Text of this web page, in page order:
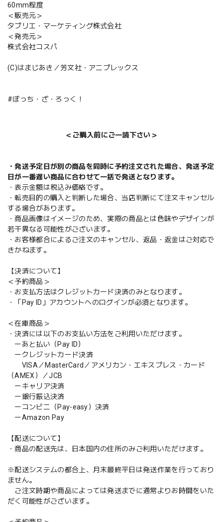
60mm程度
＜販売元＞
タブリエ・マーケティング株式会社
＜発売元＞
株式会社コスパ
(C)はまじあき／芳文社・アニプレックス
#ぼっち・ざ・ろっく！
＜ご購入前にご一読下さい＞
・発送予定日が別の商品を同時に予約注文された場合、発送予定
日が一番遅い商品に合わせて一括で発送となります。
・表示金額は税込み価格です。
・転売目的の購入と判断した場合、当店判断にて注文キャンセル
する場合があります。
・商品画像はイメージのため、実際の商品とは色味やデザインが
若干異なる可能性がございます。
・お客様都合によるご注文のキャンセル、返品・返金はご対応で
きかねます。
【決済について】
＜予約商品＞
・お支払方法はクレジットカード決済のみとなります。
・「Pay ID」アカウントへのログインが必須となります。
＜在庫商品＞
・決済には以下のお支払い方法をご利用いただけます。
ーあと払い（Pay ID）
ークレジットカード決済
VISA／MasterCard／アメリカン・エキスプレス・カード
（AMEX）／JCB
ーキャリア決済
ー銀行振込決済
ーコンビニ（Pay-easy）決済
ーAmazon Pay
【配送について】
・商品の配送先は、日本国内の住所のみご利用いただけます。
※配送システムの都合上、月末最終平日は発送作業を行っており
ません。
ご注文時期や商品によっては発送までに通常よりお時間をいた
だく可能性がございます。